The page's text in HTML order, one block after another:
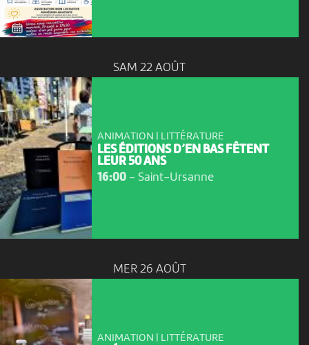
SAM 22 AOÛT
ANIMATION | LITTÉRATURE
LES ÉDITIONS D’EN BAS FÊTENT
LEUR 50 ANS
16:00- Saint-Ursanne
MER 26 AOÛT
ANIMATION | LITTÉRATURE